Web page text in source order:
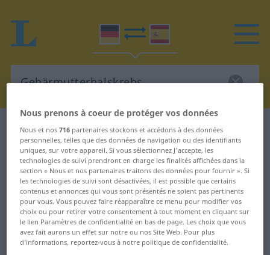
Dictionnaire Allemand-Espagnol
Gebärmutterhalskrebs
Traduction Allemand-Espagnol de
"Gebärmutterhalskrebs"
"Gebärmutterhalskrebs" -
traduction Espagnol
Nous prenons à coeur de protéger vos données
Nous et nos716 partenaires stockons et accédons à des données
personnelles, telles que des données de navigation ou des identifiants
uniques, sur votre appareil. Si vous sélectionnez J'accepte, les
technologies de suivi prendront en charge les finalités affichées dans la
section « Nous et nos partenaires traitons des données pour fournir ». Si
les technologies de suivi sont désactivées, il est possible que certains
contenus et annonces qui vous sont présentés ne soient pas pertinents
pour vous. Vous pouvez faire réapparaître ce menu pour modifier vos
choix ou pour retirer votre consentement à tout moment en cliquant sur
le lien Paramètres de confidentialité en bas de page. Les choix que vous
avez fait aurons un effet sur notre ou nos Site Web. Pour plus
d’informations, reportez-vous à notre politique de confidentialité.